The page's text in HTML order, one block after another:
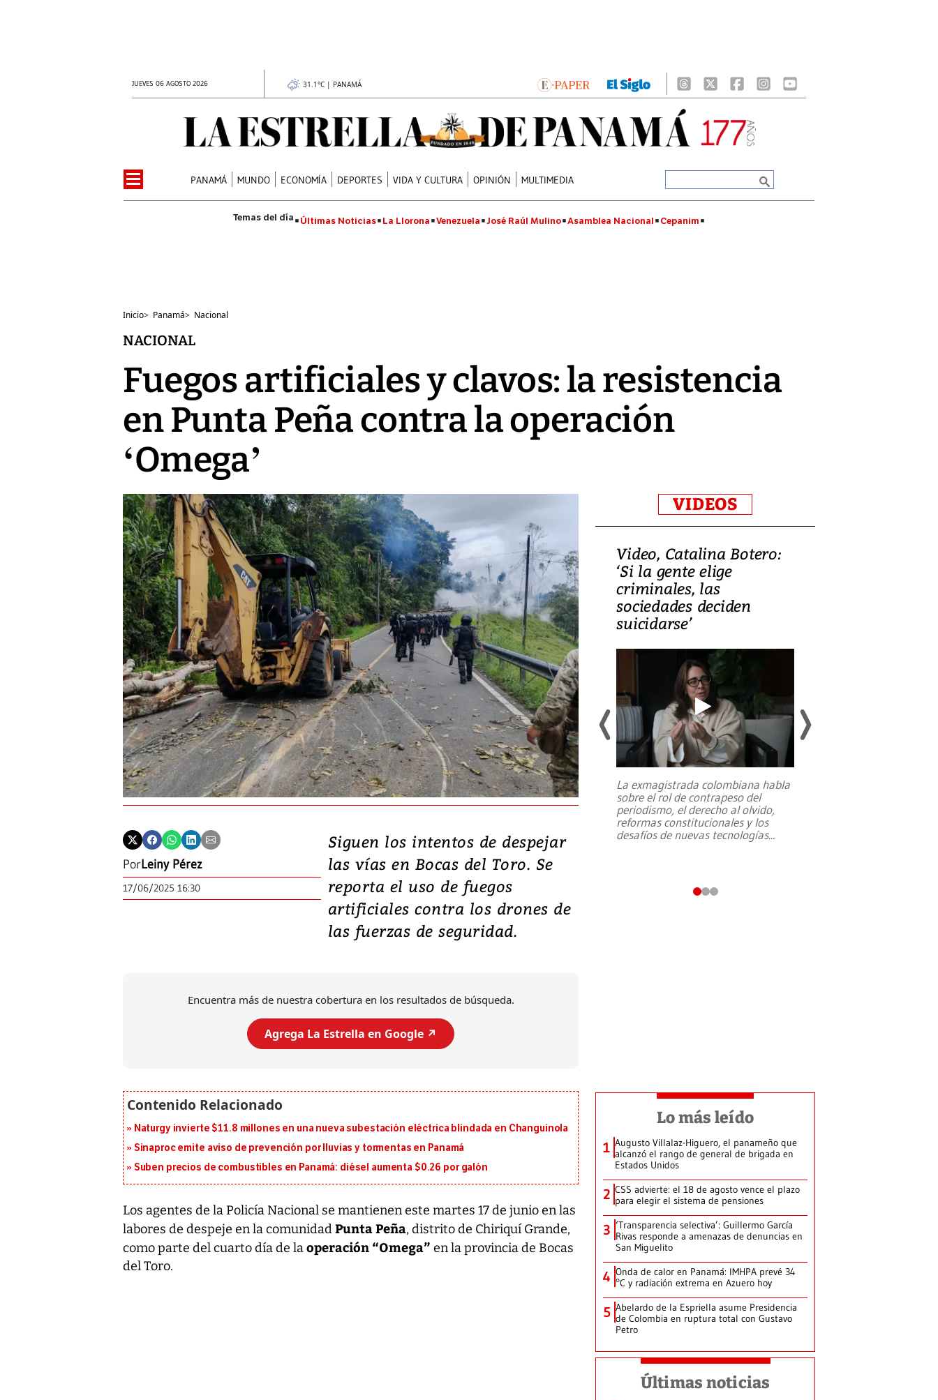
JUEVES 06 AGOSTO 2026 31.1°C | PANAMÁ
PANAMÁ MUNDO ECONOMÍA DEPORTES VIDA Y CULTURA OPINIÓN MULTIMEDIA
Últimas Noticias La Llorona Venezuela José Raúl Mulino Asamblea Nacional Cepanim
Inicio> Panamá> Nacional
NACIONAL
Fuegos artificiales y clavos: la resistencia
en Punta Peña contra la operación
‘Omega’
PorLeiny Pérez
17/06/2025 16:30
Siguen los intentos de despejar
las vías en Bocas del Toro. Se
reporta el uso de fuegos
artificiales contra los drones de
las fuerzas de seguridad.
Encuentra más de nuestra cobertura en los resultados de búsqueda.
Agrega La Estrella en Google ↗️
Naturgy invierte $11.8 millones en una nueva subestación eléctrica blindada en Changuinola
Sinaproc emite aviso de prevención por lluvias y tormentas en Panamá
Suben precios de combustibles en Panamá: diésel aumenta $0.26 por galón
Los agentes de la Policía Nacional se mantienen este martes 17 de junio en las
labores de despeje en la comunidadPunta Peña, distrito de Chiriquí Grande,
como parte del cuarto día de laoperación “Omega” en la provincia de Bocas
del Toro.
VIDEOS
Video, Japón: Terremoto
deja heridos y graves
daños en Kumamoto
Un fuerte terremoto de magnitud
7,1 se registró este martes 28 de
julio en la prefectura de Kumamoto,
al sur de Japón, provocando una
emergencia de gran...
Video, Catalina Botero:
‘Si la gente elige
criminales, las
sociedades deciden
suicidarse’
La exmagistrada colombiana habla
sobre el rol de contrapeso del
periodismo, el derecho al olvido,
reformas constitucionales y los
desafíos de nuevas tecnologías...
Lo más leído
1 Augusto Villalaz-Higuero, el panameño que
alcanzó el rango de general de brigada en
Estados Unidos
2 CSS advierte: el 18 de agosto vence el plazo
para elegir el sistema de pensiones
3 ‘Transparencia selectiva’: Guillermo García
Rivas responde a amenazas de denuncias en
San Miguelito
4 Onda de calor en Panamá: IMHPA prevé 34
°C y radiación extrema en Azuero hoy
5 Abelardo de la Espriella asume Presidencia
de Colombia en ruptura total con Gustavo
Petro
Últimas noticias